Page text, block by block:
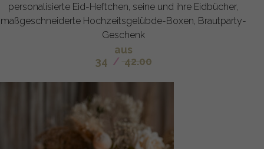
personalisierte Eid-Heftchen, seine und ihre Eidbücher,
maßgeschneiderte Hochzeitsgelübde-Boxen, Brautparty-
Geschenk
aus
34 / 42.00